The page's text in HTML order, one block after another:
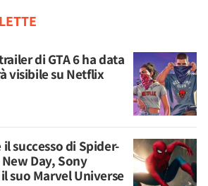
di GTA 6 ha data
visibile su Netflix
successo di Spider-
Day, Sony
suo Marvel Universe